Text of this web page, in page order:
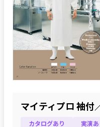
マイティプロ 袖付
カタログあり 実演あ